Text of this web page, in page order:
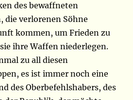
des bewaffneten
verlorenen Söhne
kommen, um Frieden zu
ihre Waffen niederlegen.
zu all diesen
es ist immer noch eine
des Oberbefehlshabers, des